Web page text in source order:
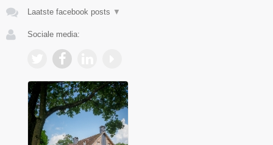
Laatste facebook posts ▼
Sociale media: